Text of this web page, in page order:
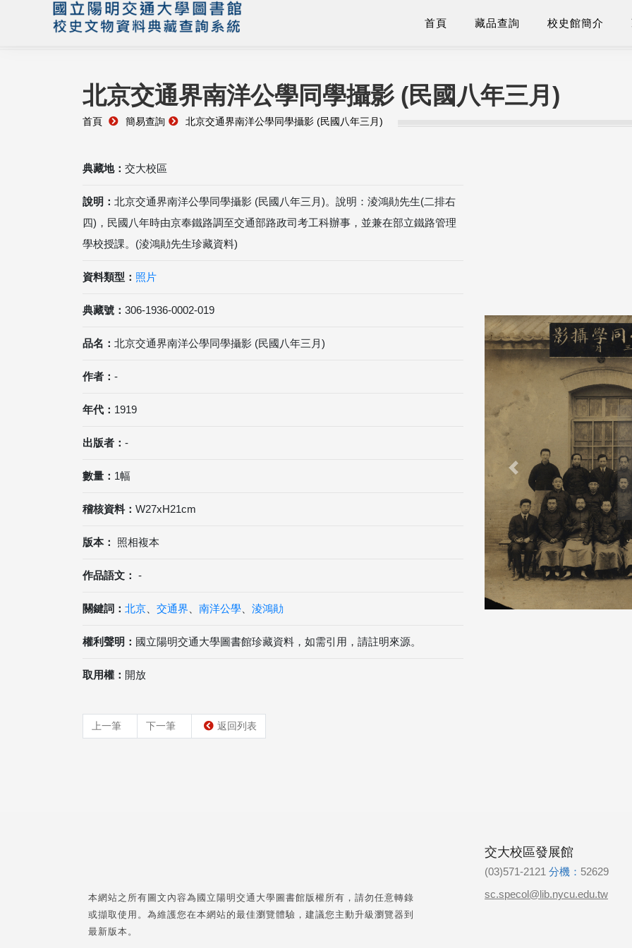
首頁 藏品查詢 校史館簡介
北京交通界南洋公學同學攝影 (民國八年三月)
首頁 簡易查詢 北京交通界南洋公學同學攝影 (民國八年三月)
典藏地： 交大校區
說明： 北京交通界南洋公學同學攝影 (民國八年三月)。說明：淩鴻勛先生(二排右
四)，民國八年時由京奉鐵路調至交通部路政司考工科辦事，並兼在部立鐵路管理
學校授課。(淩鴻勛先生珍藏資料)
資料類型： 照片
典藏號： 306-1936-0002-019
品名： 北京交通界南洋公學同學攝影 (民國八年三月)
作者： -
年代： 1919
出版者： -
數量： 1幅
稽核資料： W27xH21cm
版本： 照相複本
作品語文： -
關鍵詞： 北京 交通界 南洋公學 淩鴻勛
權利聲明： 國立陽明交通大學圖書館珍藏資料，如需引用，請註明來源。
取用權： 開放
上一筆 下一筆 返回列表
Previous
本網站之所有圖文內容為國立陽明交通大學圖書館版權所有，請勿任意轉錄
或擷取使用。為維護您在本網站的最佳瀏覽體驗，建議您主動升級瀏覽器到
最新版本。
交大校區發展館
(03)571-2121 分機： 52629
sc.specol@lib.nycu.edu.tw